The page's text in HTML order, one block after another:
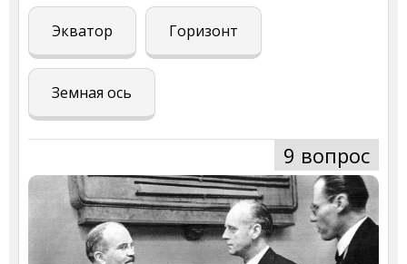
Экватор Горизонт
Земная ось
9 вопрос